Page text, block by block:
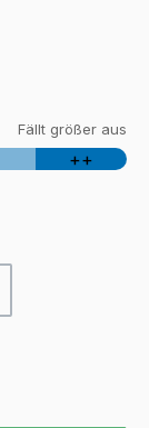
Fällt größer aus
++